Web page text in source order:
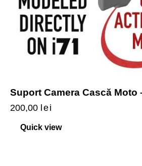
Suport Camera Cască Moto
200,00 lei
Quick view